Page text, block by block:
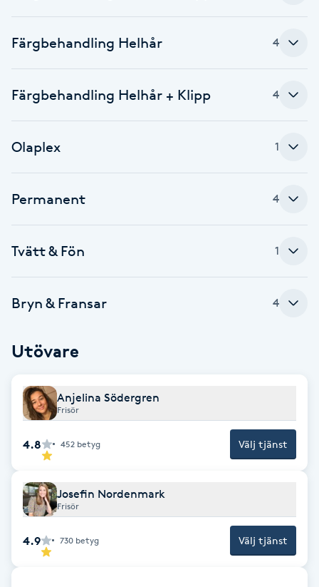
Dermapen
Diamantslipning
Enzympeeling
Extensions borttagning
Faceliftmassage
Fet hårbotten
Fettreducering
Fibromassage
Fillers
Fotmassage
Färgbehandling Helhår 4
Färgbehandling Helhår + Klipp 4
Olaplex 1
Permanent 4
Tvätt & Fön 1
Bryn & Fransar 4
Utövare
Anjelina Södergren
Frisör
4.8 452 betyg Välj tjänst
Josefin Nordenmark
Frisör
4.9 730 betyg Välj tjänst